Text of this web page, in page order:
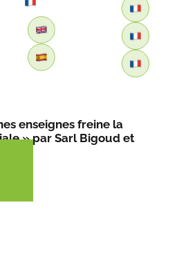
enseignes freine la
» par Sarl Bigoud et